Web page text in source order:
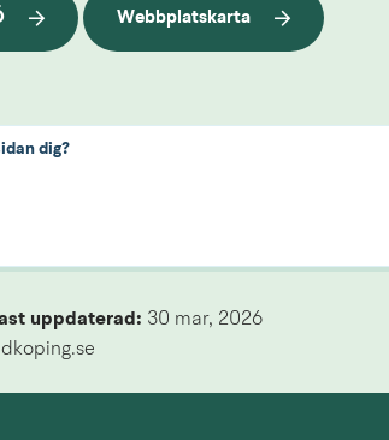
Webbplatskarta
dig?
uppdaterad: 30 mar, 2026